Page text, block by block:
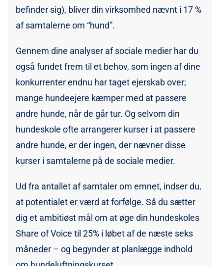
befinder sig), bliver din virksomhed nævnt i 17 %
af samtalerne om “hund”.
Gennem dine analyser af sociale medier har du
også fundet frem til et behov, som ingen af dine
konkurrenter endnu har taget ejerskab over;
mange hundeejere kæmper med at passere
andre hunde, når de går tur. Og selvom din
hundeskole ofte arrangerer kurser i at passere
andre hunde, er der ingen, der nævner disse
kurser i samtalerne på de sociale medier.
Ud fra antallet af samtaler om emnet, indser du,
at potentialet er værd at forfølge. Så du sætter
dig et ambitiøst mål om at øge din hundeskoles
Share of Voice til 25% i løbet af de næste seks
måneder – og begynder at planlægge indhold